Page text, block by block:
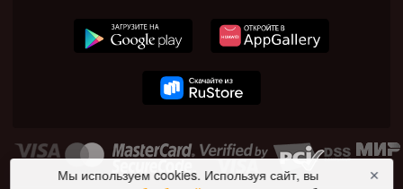
Мы используем cookies. Используя сайт, вы
✕